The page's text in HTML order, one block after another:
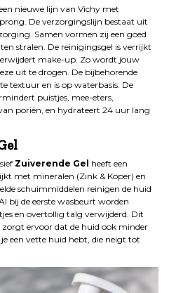
nieuwe lijn van Vichy met
De verzorgingslijn bestaat uit
Samen vormen zij een goed
stralen. De reinigingsgel is verrijkt
make-up. Zo wordt jouw
uit te drogen. De bijbehorende
textuur en is op waterbasis. De
puistjes, mee-eters,
poriën, en hydrateert 24 uur lang
Zuiverende Gel heeft een
met mineralen (Zink & Koper) en
schuimmiddelen reinigen de huid
bij de eerste wasbeurt worden
en overtollig talg verwijderd. Dit
ervoor dat de huid ook minder
je een vette huid hebt, die neigt tot